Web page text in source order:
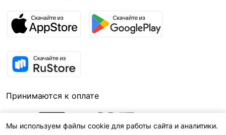
Принимаются к оплате
Мы используем файлы cookie для работы сайта и аналитики.